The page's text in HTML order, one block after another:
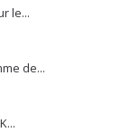
le...
de...